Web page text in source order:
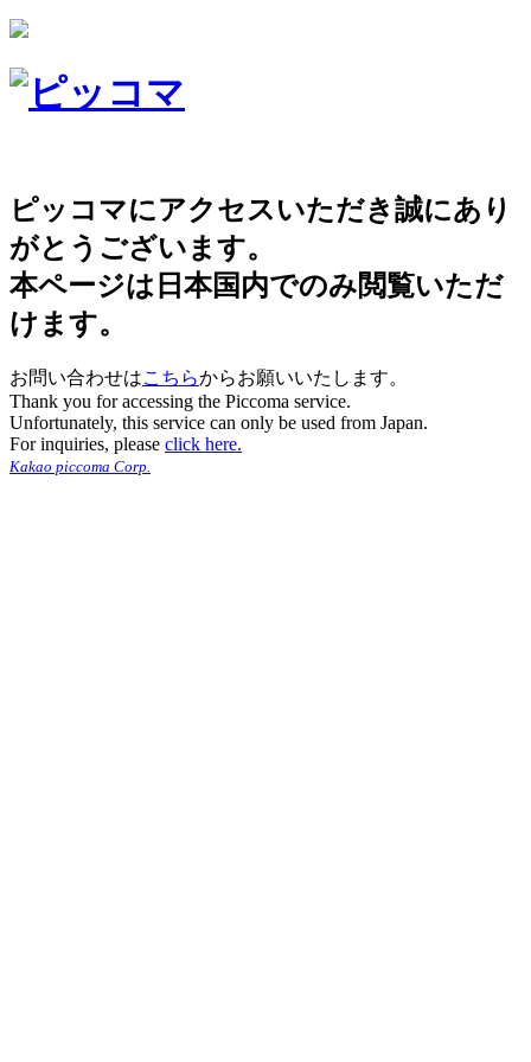
ピッコマにアクセスいただき誠にあり
がとうございます。
本ページは日本国内でのみ閲覧いただ
けます。
お問い合わせはこちらからお願いいたします。
Thank you for accessing the Piccoma service.
Unfortunately, this service can only be used from Japan.
For inquiries, please click here.
Kakao piccoma Corp.